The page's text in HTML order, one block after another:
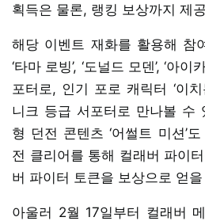
획득은 물론, 랭킹 보상까지 제
해당 이벤트 재화를 활용해 참
‘타마 로빙’, ‘도널드 모덴’, ‘아
포터로, 인기 포로 캐릭터 ‘이
니크 등급 서포터로 만나볼 수
형 던전 콘텐츠 ‘어썰트 미션’
전 클리어를 통해 컬래버 파이
버 파이터 토큰을 보상으로 얻
아울러 2월 17일부터 컬래버